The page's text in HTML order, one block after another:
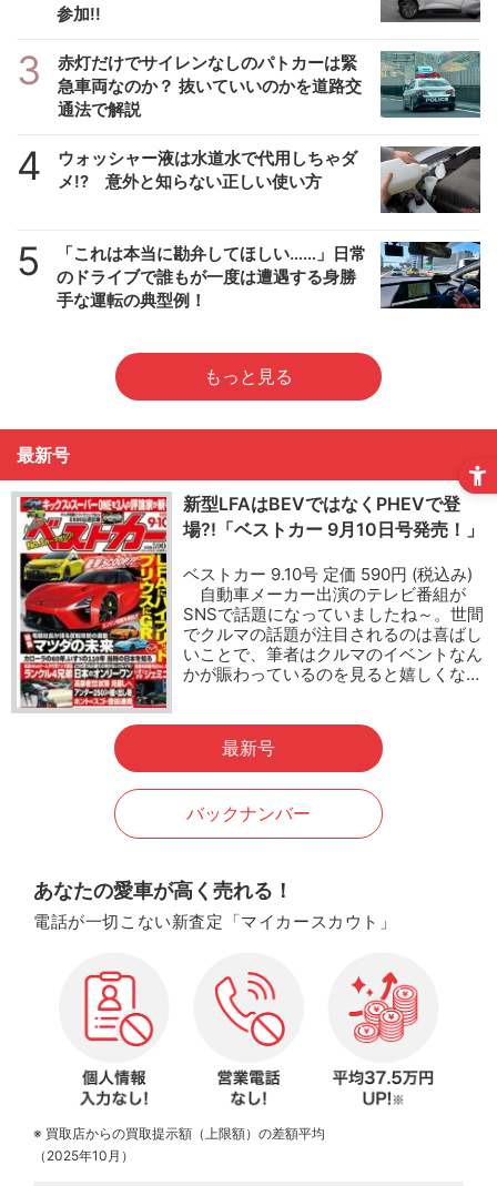
参加!!
3
赤灯だけでサイレンなしのパトカーは緊
急車両なのか？ 抜いていいのかを道路交
通法で解説
4
ウォッシャー液は水道水で代用しちゃダ
メ!? 意外と知らない正しい使い方
5
「これは本当に勘弁してほしい……」日常
のドライブで誰もが一度は遭遇する身勝
手な運転の典型例！
もっと見る
最新号
新型LFAはBEVではなくPHEVで登
場?!「ベストカー 9月10日号発売！」
ベストカー 9.10号 定価 590円 (税込み)
自動車メーカー出演のテレビ番組が
SNSで話題になっていましたね～。世間
でクルマの話題が注目されるのは喜ばし
いことで、筆者はクルマのイベントなん
かが賑わっているのを見ると嬉しくな…
最新号
バックナンバー
あなたの愛車が高く売れる！
電話が一切こない新査定「マイカースカウト」
※ 買取店からの買取提示額（上限額）の差額平均
（2025年10月）